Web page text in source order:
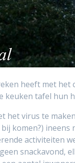
heeft met
keuken tafel hun
het virus te
komen?)
activiteiten
snackavond,